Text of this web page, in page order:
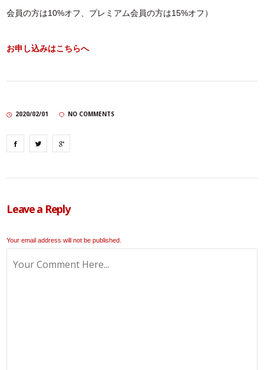
会員の方は10%オフ、プレミアム会員の方は15%オフ）
お申し込みはこちらへ
2020/02/01 NO COMMENTS
Leave a Reply
Your email address will not be published.